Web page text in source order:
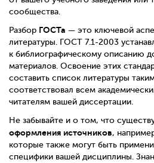
сообщества.
Разбор ГОСТа — это ключевой
литературы. ГОСТ 7.1-2003
к библиографическому описанию
материалов. Освоение этих
составить список литературы
соответствовал всем
читателям вашей диссертации.
Не забывайте и о том, что
оформления источников,
которые также могут быть
специфики вашей дисциплины.